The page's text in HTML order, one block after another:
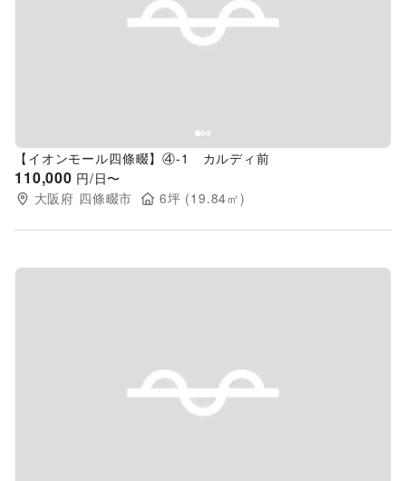
Previous slide
【イオンモール四條畷】④-1 カルディ前
110,000 円/日〜
大阪府 四條畷市 6坪 (19.84㎡)
Previous slide